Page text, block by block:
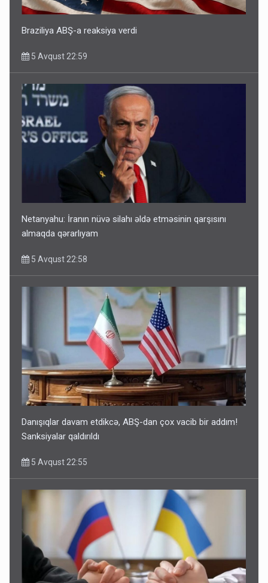
Braziliya ABŞ-a reaksiya verdi
5 Avqust 22:59
Netanyahu: İranın nüvə silahı əldə etməsinin qarşısını
almaqda qərarlıyam
5 Avqust 22:58
Danışıqlar davam etdikcə, ABŞ-dan çox vacib bir addım!
Sanksiyalar qaldırıldı
5 Avqust 22:55